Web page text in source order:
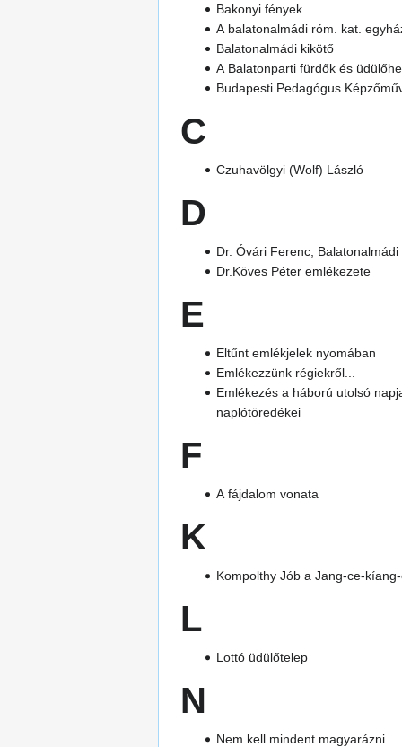
Bakonyi fények
A balatonalmádi róm. kat.
Balatonalmádi kikötő
A Balatonparti fürdők és
Budapesti Pedagógus
C
Czuhavölgyi (Wolf) László
D
Dr. Óvári Ferenc,
Dr.Köves Péter emlékezete
E
Eltűnt emlékjelek nyomában
Emlékezzünk régiekről...
Emlékezés a háború utolsó
naplótöredékei
F
A fájdalom vonata
K
Kompolthy Jób a Jang-ce-
L
Lottó üdülőtelep
N
Nem kell mindent magyarázni ...